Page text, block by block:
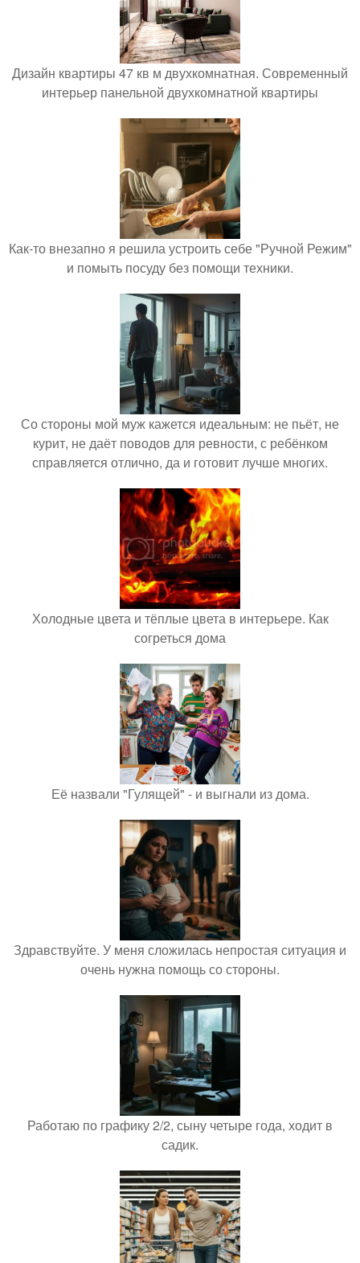
Дизайн квартиры 47 кв м двухкомнатная. Современный
интерьер панельной двухкомнатной квартиры
Как-то внезапно я решила устроить себе "Ручной Режим"
и помыть посуду без помощи техники.
Со стороны мой муж кажется идеальным: не пьёт, не
курит, не даёт поводов для ревности, с ребёнком
справляется отлично, да и готовит лучше многих.
Холодные цвета и тёплые цвета в интерьере. Как
согреться дома
Её назвали "Гулящей" - и выгнали из дома.
Здравствуйте. У меня сложилась непростая ситуация и
очень нужна помощь со стороны.
Работаю по графику 2/2, сыну четыре года, ходит в
садик.